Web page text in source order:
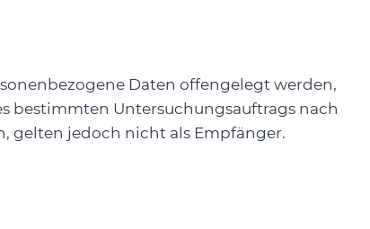
Daten offengelegt werden,
bestimmten Untersuchungsauftrags nach
gelten jedoch nicht als Empfänger.